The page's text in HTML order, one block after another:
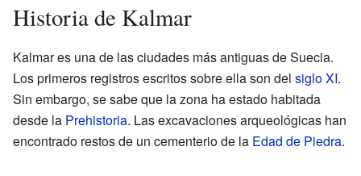
Historia de Kalmar
Kalmar es una de las ciudades más antiguas de Suecia.
Los primeros registros escritos sobre ella son del siglo XI.
Sin embargo, se sabe que la zona ha estado habitada
desde la Prehistoria. Las excavaciones arqueológicas han
encontrado restos de un cementerio de la Edad de Piedra.